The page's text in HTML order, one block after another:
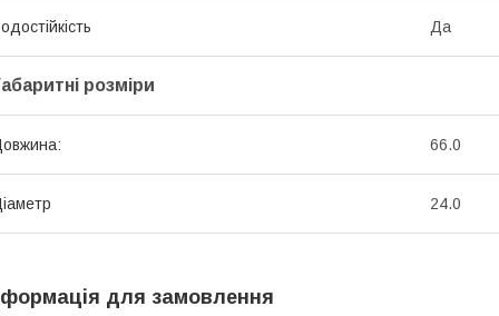
Да
розміри
66.0
24.0
для замовлення